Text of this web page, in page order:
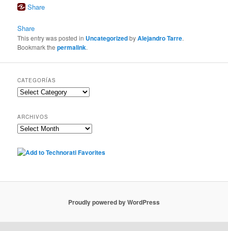
Share
Share
This entry was posted in UncategorizedbyAlejandro Tarre.
Bookmark thepermalink.
CATEGORÍAS
Categorías
ARCHIVOS
Archivos
Proudly powered by WordPress